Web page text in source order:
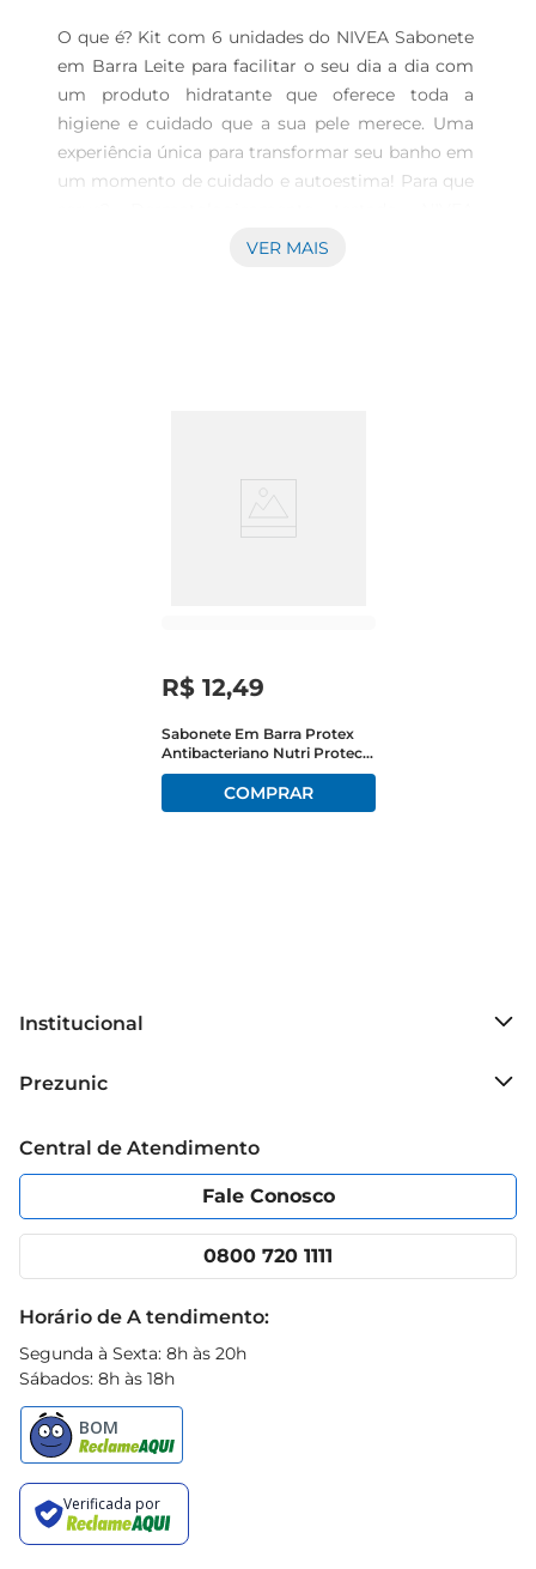
O que é? Kit com 6 unidades do NIVEA Sabonete
em Barra Leite para facilitar o seu dia a dia com
um produto hidratante que oferece toda a
higiene e cuidado que a sua pele merece. Uma
experiência única para transformar seu banho em
um momento de cuidado e autoestima! Para que
Sabonete em Barra Leite mantém a pele
- Fragrância suave de leite - Com glicerina -
VER MAIS
R$ 12,49
Sabonete Em Barra Protex
Antibacteriano Nutri Protect
Glicerina+Vitamina E
Envoltório 85g Com 3
Unidades Leve + Pague -
Institucional
Grupo Cencosud
Política de Privacidade
Portal do fornecedor
Cencosud Media
Prezunic
Código de Ética
App Prezunic
Central de Atendimento
Fale Conosco
0800 720 1111
Horário de A tendimento:
Segunda à Sexta: 8h às 20h
Sábados: 8h às 18h